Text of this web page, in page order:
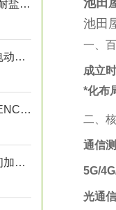
池田屋精品！能源支持PC-6S-30耐盐箱式高压断路器技术参数
池田屋精品！东方马达防尘防水电动机 FPW425 参数介绍
池田屋新品横河电机UM33A-S SENCOM指示计
池田屋精品！东方马达带风扇空间加热器 HMA系列 100W型 参数介绍
池田
池田
一、
成立
*化布
二、
通信
5G/
光通